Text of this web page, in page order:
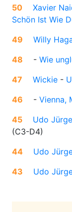
50
Xavier
Schön Ist Wie
49
Willy
48
- Wie
47
Wickie -
46
- Vienna,
45
Udo
(C3-D4)
44
Udo
43
Udo